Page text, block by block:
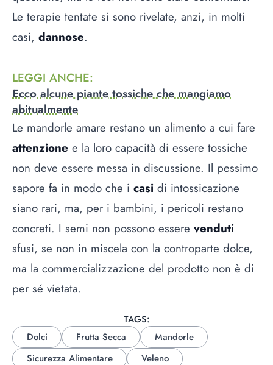
Le terapie tentate si sono rivelate, anzi, in molti
casi, dannose.
LEGGI ANCHE:
Ecco alcune piante tossiche che mangiamo
abitualmente
Le mandorle amare restano un alimento a cui fare
attenzione e la loro capacità di essere tossiche
non deve essere messa in discussione. Il pessimo
sapore fa in modo che i casi di intossicazione
siano rari, ma, per i bambini, i pericoli restano
concreti. I semi non possono essere venduti
sfusi, se non in miscela con la controparte dolce,
ma la commercializzazione del prodotto non è di
per sé vietata.
TAGS:
Dolci
Frutta Secca
Mandorle
Sicurezza Alimentare
Veleno